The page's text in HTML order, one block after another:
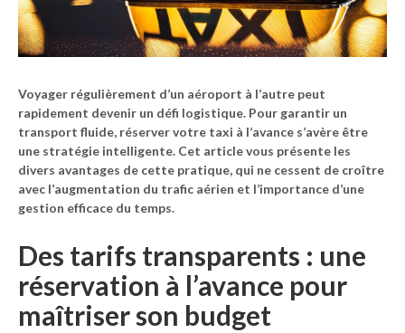
Voyager régulièrement d’un aéroport à l’autre peut
rapidement devenir un défi logistique. Pour garantir un
transport fluide, réserver votre taxi à l’avance s’avère être
une stratégie intelligente. Cet article vous présente les
divers avantages de cette pratique, qui ne cessent de croître
avec l’augmentation du trafic aérien et l’importance d’une
gestion efficace du temps.
Des tarifs transparents : une
réservation à l’avance pour
maîtriser son budget